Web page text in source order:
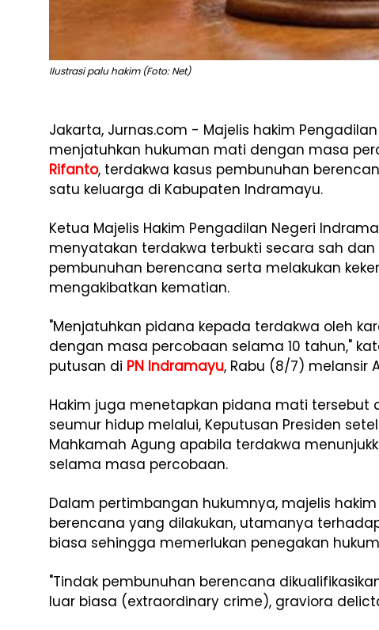
Ilustrasi palu hakim (Foto: Net)
Jakarta, Jurnas.com - Majelis hakim
menjatuhkan hukuman mati dengan masa
Rifanto, terdakwa kasus pembunuhan
satu keluarga di Kabupaten Indramayu.
Ketua Majelis Hakim Pengadilan Negeri
menyatakan terdakwa terbukti secara sah dan
pembunuhan berencana serta melakukan
mengakibatkan kematian.
"Menjatuhkan pidana kepada terdakwa oleh
dengan masa percobaan selama 10 tahun,"
putusan di PN Indramayu, Rabu (8/7) melansir
Hakim juga menetapkan pidana mati
seumur hidup melalui, Keputusan Presiden
Mahkamah Agung apabila terdakwa
selama masa percobaan.
Dalam pertimbangan hukumnya, majelis
berencana yang dilakukan, utamanya
biasa sehingga memerlukan penegakan
"Tindak pembunuhan berencana
luar biasa (extraordinary crime), graviora